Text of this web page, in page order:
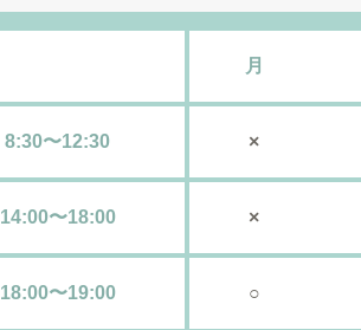
月
8:30〜12:30 ×
14:00〜18:00 ×
18:00〜19:00 ○